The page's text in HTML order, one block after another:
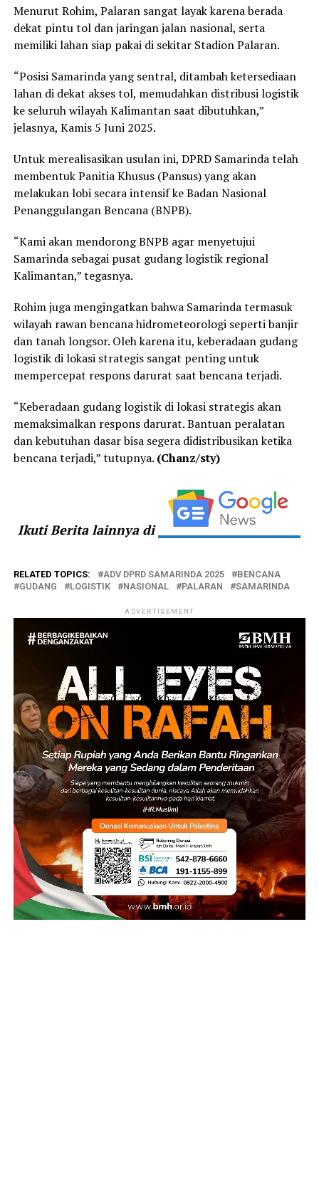
Menurut Rohim, Palaran sangat layak karena berada
dekat pintu tol dan jaringan jalan nasional, serta
memiliki lahan siap pakai di sekitar Stadion Palaran.
“Posisi Samarinda yang sentral, ditambah ketersediaan
lahan di dekat akses tol, memudahkan distribusi logistik
ke seluruh wilayah Kalimantan saat dibutuhkan,”
jelasnya, Kamis 5 Juni 2025.
Untuk merealisasikan usulan ini, DPRD Samarinda telah
membentuk Panitia Khusus (Pansus) yang akan
melakukan lobi secara intensif ke Badan Nasional
Penanggulangan Bencana (BNPB).
“Kami akan mendorong BNPB agar menyetujui
Samarinda sebagai pusat gudang logistik regional
Kalimantan,” tegasnya.
Rohim juga mengingatkan bahwa Samarinda termasuk
wilayah rawan bencana hidrometeorologi seperti banjir
dan tanah longsor. Oleh karena itu, keberadaan gudang
logistik di lokasi strategis sangat penting untuk
mempercepat respons darurat saat bencana terjadi.
“Keberadaan gudang logistik di lokasi strategis akan
memaksimalkan respons darurat. Bantuan peralatan
dan kebutuhan dasar bisa segera didistribusikan ketika
bencana terjadi,” tutupnya. (Chanz/sty)
Ikuti Berita lainnya di
RELATED TOPICS: ADV DPRD SAMARINDA 2025
BENCANA
GUDANG
LOGISTIK NASIONAL PALARAN SAMARINDA
ADVERTISEMENT